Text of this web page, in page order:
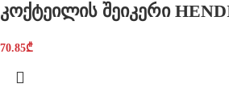
კოქტეილის შეიკერი
70.85₾